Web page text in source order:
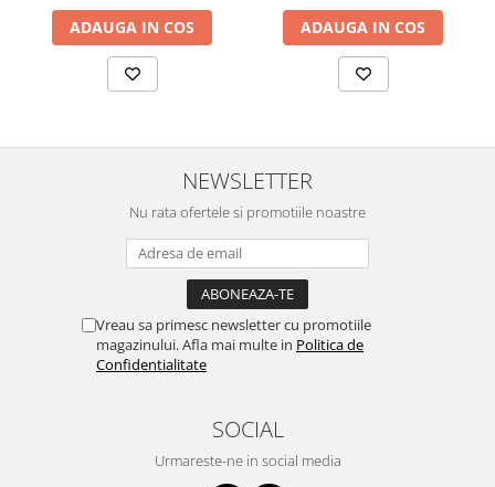
ADAUGA IN COS ADAUGA IN COS
NEWSLETTER
Nu rata ofertele si promotiile noastre
Vreau sa primesc newsletter cu promotiile
magazinului. Afla mai multe in Politica de
Confidentialitate
SOCIAL
Urmareste-ne in social media